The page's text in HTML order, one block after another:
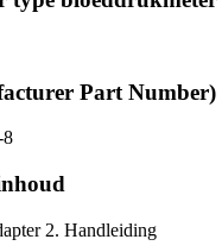
Part Number)
8
2. Handleiding